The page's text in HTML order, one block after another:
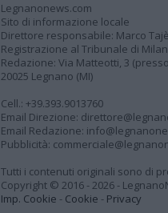
Legnanonews.com
Sito di informazione locale
Direttore responsabile: Marco Tajè
Registrazione al Tribunale di
Redazione: Via Matteotti, 3
20025 Legnano (MI)
Cell.: +39.393.9013760
Email Direzione:
Email Redazione:
Pubblicità:
Tutti i contenuti originali sono di
Copyright © 2016 - 2026 -
Imp. Cookie - Cookie - Privacy